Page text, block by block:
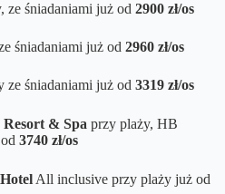
ze śniadaniami już od 2900 zł/os
śniadaniami już od 2960 zł/os
ze śniadaniami już od 3319 zł/os
& Spa przy plaży, HB
3740 zł/os
All inclusive przy plaży już od